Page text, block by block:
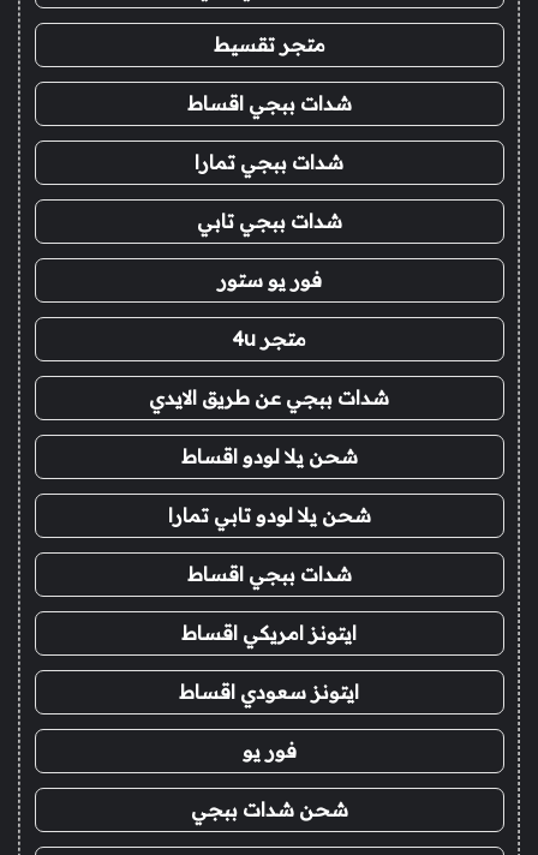
متجر تقسيط
شدات ببجي اقساط
شدات ببجي تمارا
شدات ببجي تابي
فور يو ستور
متجر 4u
شدات ببجي عن طريق الايدي
شحن يلا لودو اقساط
شحن يلا لودو تابي تمارا
شدات ببجي اقساط
ايتونز امريكي اقساط
ايتونز سعودي اقساط
فور يو
شحن شدات ببجي